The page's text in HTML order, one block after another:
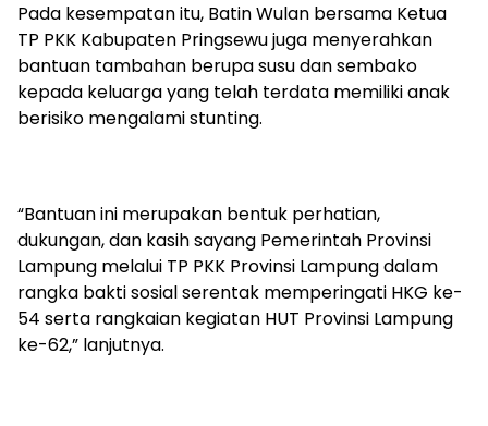
Pada kesempatan itu, Batin Wulan bersama Ketua
TP PKK Kabupaten Pringsewu juga menyerahkan
bantuan tambahan berupa susu dan sembako
kepada keluarga yang telah terdata memiliki anak
berisiko mengalami stunting.
“Bantuan ini merupakan bentuk perhatian,
dukungan, dan kasih sayang Pemerintah Provinsi
Lampung melalui TP PKK Provinsi Lampung dalam
rangka bakti sosial serentak memperingati HKG ke-
54 serta rangkaian kegiatan HUT Provinsi Lampung
ke-62,” lanjutnya.